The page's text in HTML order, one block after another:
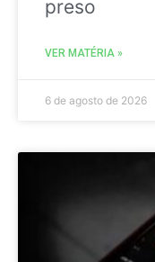
preso
VER MATÉRIA »
6 de agosto de 2026